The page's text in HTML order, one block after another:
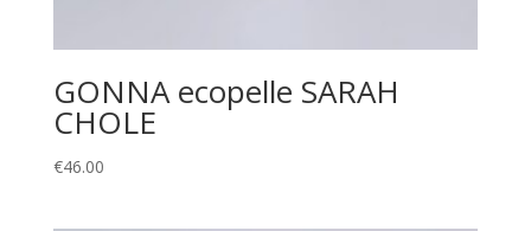
GONNA ecopelle SARAH
CHOLE
€46.00